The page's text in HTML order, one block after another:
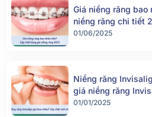
Giá niềng răng bao
niềng răng chi tiết
01/06/2025
Niềng răng
giá niềng răng
01/01/2025